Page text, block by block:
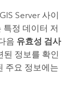
Server사이
특정 데이터 저
음 유효성 검사
된 정보를 확인
주요 정보에는